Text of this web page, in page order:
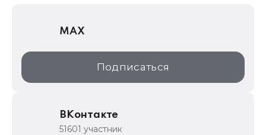
1С:Дистрибьюция
1С:Образование
ИТС.1C.ru
MAX
Подписаться
ВКонтакте
51601 участник